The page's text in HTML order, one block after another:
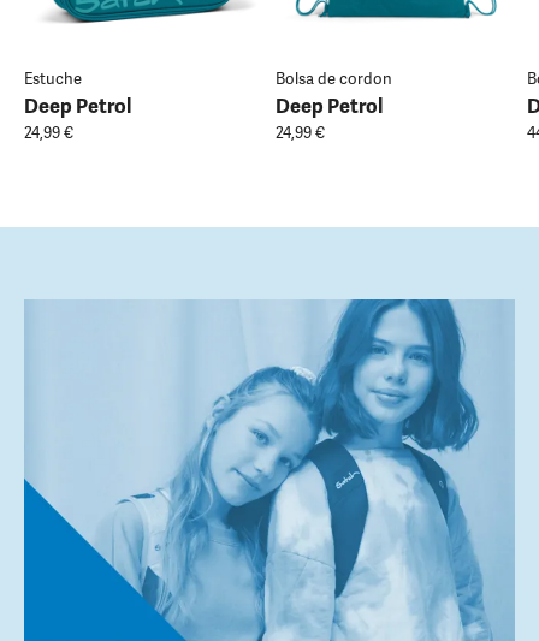
Estuche
Deep Petrol
24,99 €
Bolsa de cordon
Deep Petrol
24,99 €